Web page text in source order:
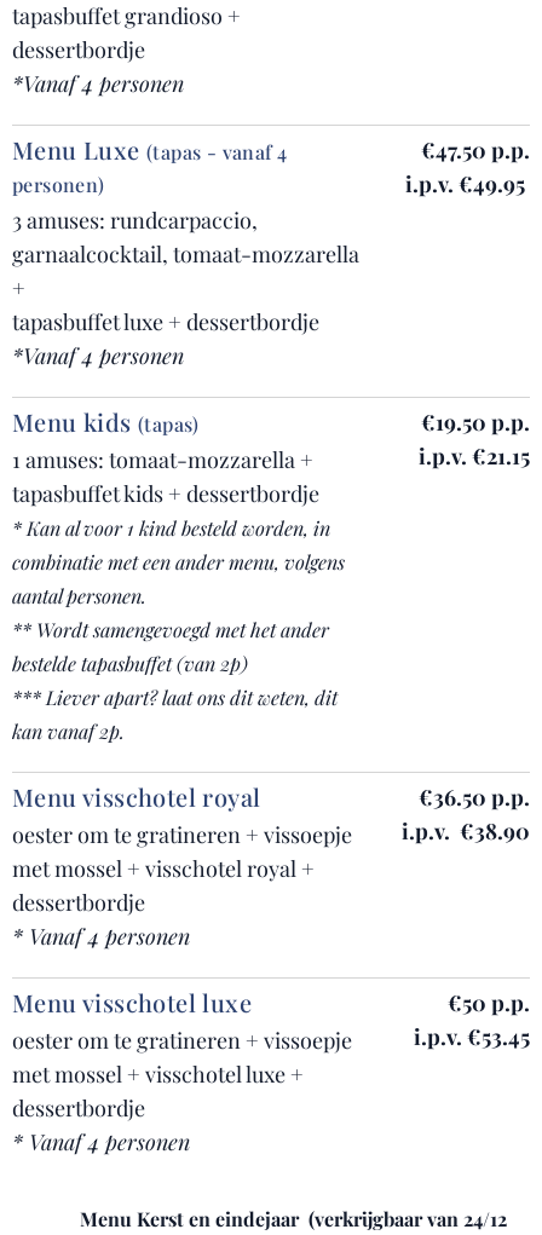
tapasbuffet grandioso +
dessertbordje
*Vanaf 4 personen
Menu Luxe (tapas - vanaf 4
personen)
3 amuses: rundcarpaccio,
garnaalcocktail, tomaat-mozzarella
+
tapasbuffet luxe + dessertbordje
*Vanaf 4 personen
€47.50 p.p.
i.p.v. €49.95
Menu kids (tapas)
1 amuses: tomaat-mozzarella +
tapasbuffet kids + dessertbordje
* Kan al voor 1 kind besteld worden, in
combinatie met een ander menu, volgens
aantal personen.
** Wordt samengevoegd met het ander
bestelde tapasbuffet (van 2p)
*** Liever apart? laat ons dit weten, dit
kan vanaf 2p.
€19.50 p.p.
i.p.v. €21.15
Menu visschotel royal
oester om te gratineren + vissoepje
met mossel + visschotel royal +
dessertbordje
* Vanaf 4 personen
€36.50 p.p.
i.p.v. €38.90
Menu visschotel luxe
oester om te gratineren + vissoepje
met mossel + visschotel luxe +
dessertbordje
* Vanaf 4 personen
€50 p.p.
i.p.v. €53.45
Menu Kerst en eindejaar (verkrijgbaar van 24/12